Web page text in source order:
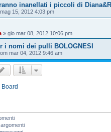
inanellati i piccoli di
15, 2012 4:03 pm
» gio mar 08, 2012 10:06 pm
i nomi dei pulli BOLOGNESI
mar 04, 2012 9:46 am